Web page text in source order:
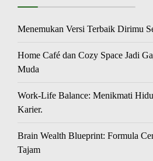
Menemukan Versi Terbaik Dirimu
Home Café dan Cozy Space Jadi
Muda
Work-Life Balance: Menikmati
Karier.
Brain Wealth Blueprint: Formula
Tajam